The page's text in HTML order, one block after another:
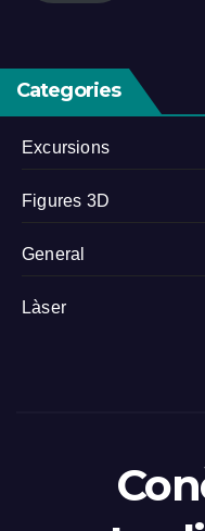
Categories
Excursions
Figures 3D
General
Làser